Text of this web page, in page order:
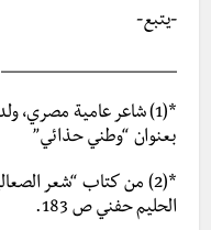
-يتبع-
________________
*(1) شاعر عامية مصري،
بعنوان “وطني حذائي”
*(2) من كتاب “شعر
الحليم حفني ص 183.